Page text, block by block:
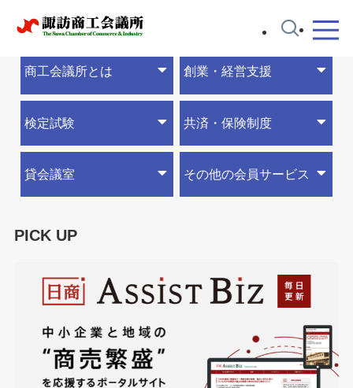
商工会議所とは
検定試験
貸会議室
創業・経営支援
共済・保険制度
その他の会員サービス
PICK UP